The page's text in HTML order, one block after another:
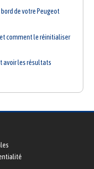
de votre Peugeot
comment le réinitialiser
avoir les résultats